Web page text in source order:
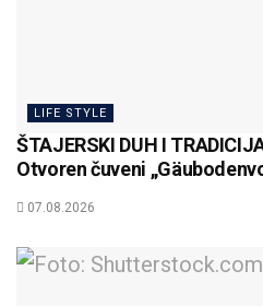
LIFE STYLE
ŠTAJERSKI DUH I
Otvoren čuveni
07.08.2026